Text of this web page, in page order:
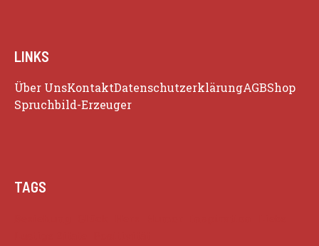
LINKS
Über UnsKontaktDatenschutzerklärungAGBShop
Spruchbild-Erzeuger
TAGS